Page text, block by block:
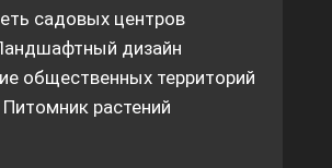
садовых центров
дизайн
общественных территорий
Питомник растений